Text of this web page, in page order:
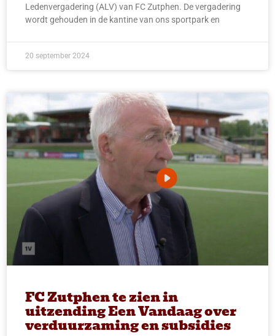
Ledenvergadering (ALV) van FC Zutphen. De vergadering
wordt gehouden in de kantine van ons sportpark en
20 september 2024
FC Zutphen te zien in
uitzending Een Vandaag over
verduurzaming en subsidies